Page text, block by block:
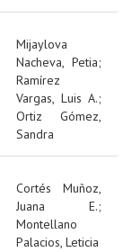
Mijaylova
Nacheva, Petia;
Ramírez
Vargas, Luis A.;
Ortiz Gómez,
Sandra
Cortés Muñoz,
Juana E.;
Montellano
Palacios, Leticia